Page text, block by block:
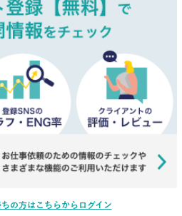
の方はこちらからログイン